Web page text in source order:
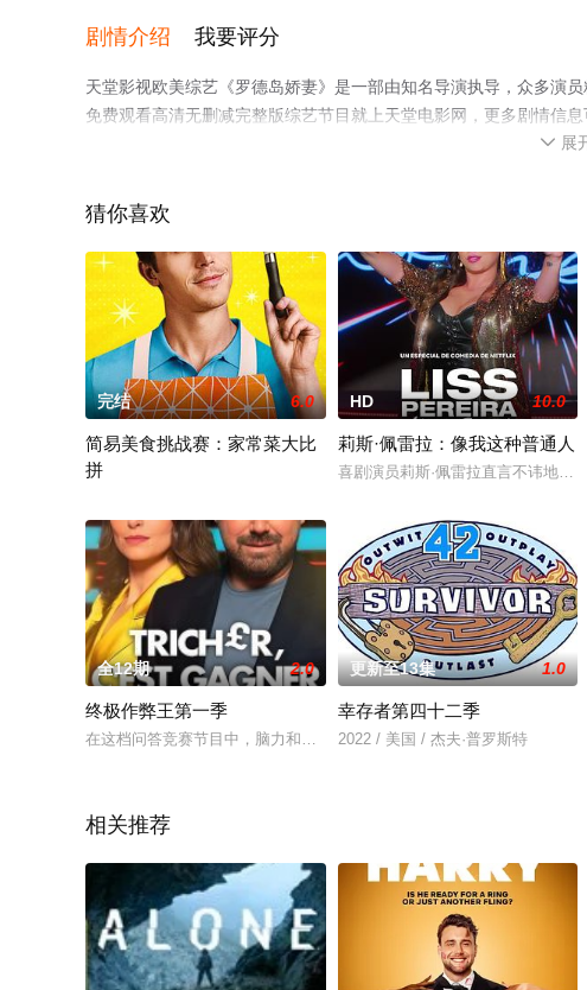
剧情介绍 我要评分
天堂影视欧美综艺《罗德岛娇妻》是一部由知名导演执导，众多演
免费观看高清无删减完整版综艺节目就上天堂电影网，更多剧情信
 展
猜你喜欢
完结 6.0
简易美食挑战赛：家常菜大比
拼
HD 10.0
莉斯·佩雷拉：像我这种普通人
喜剧演员莉斯·佩雷拉直言不讳地探
全12期 2.0
终极作弊王第一季
在这档问答竞赛节目中，脑力和骗术同等重要，因为它希望并且鼓励参
更新至13集 1.0
幸存者第四十二季
2022 / 美国 / 杰夫·普罗斯特
相关推荐